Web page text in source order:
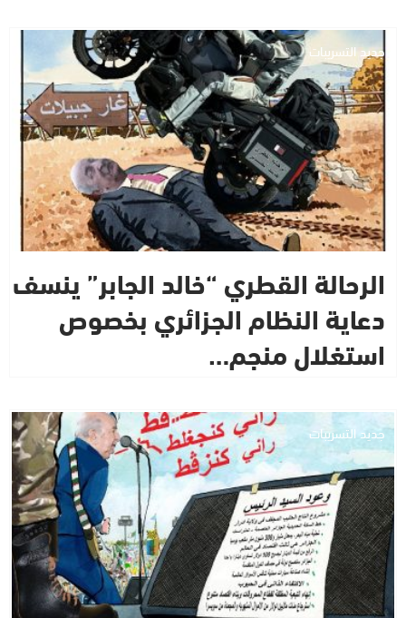
جديد التسريبات
الرحالة القطري “خالد الجابر” ينسف
دعاية النظام الجزائري بخصوص
استغلال منجم…
جديد التسريبات